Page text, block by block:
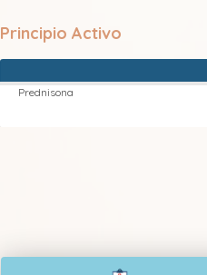
Principio Activo
Prednisona